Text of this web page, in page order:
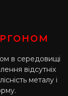
в середовищі
відсутніх
металу і